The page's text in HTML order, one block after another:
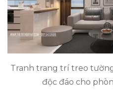
Tranh trang trí treo
độc đáo cho